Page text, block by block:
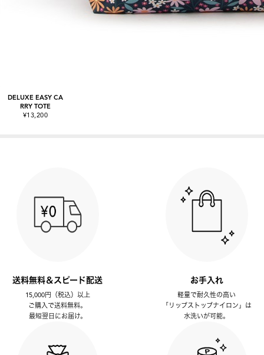
DELUXE EASY CA
RRY TOTE
¥13,200
送料無料＆スピード配送
15,000円（税込）以上
ご購入で送料無料。
最短翌日にお届け。
お手入れ
軽量で耐久性の高い
「リップストップナイロン」は
水洗いが可能。